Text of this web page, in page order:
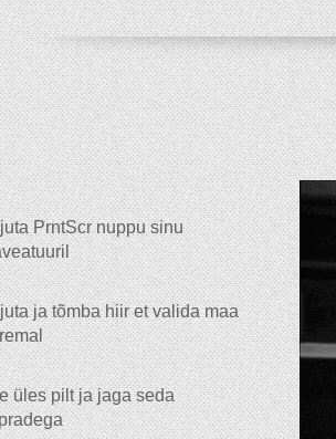
PrntScr nuppu sinu
ja tõmba hiir et valida maa
üles pilt ja jaga seda